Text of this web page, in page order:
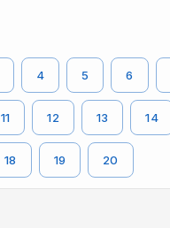
4 5 6
11 12 13 14
18 19 20